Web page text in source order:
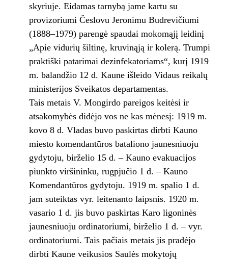
skyriuje. Eidamas tarnybą jame kartu su
provizoriumi Česlovu Jeronimu Budrevičiumi
(1888–1979) parengė spaudai mokomąjį leidinį
„Apie vidurių šiltinę, kruvinąją ir kolerą. Trumpi
praktiški patarimai dezinfekatoriams“, kurį 1919
m. balandžio 12 d. Kaune išleido Vidaus reikalų
ministerijos Sveikatos departamentas.
Tais metais V. Mongirdo pareigos keitėsi ir
atsakomybės didėjo vos ne kas mėnesį: 1919 m.
kovo 8 d. Vladas buvo paskirtas dirbti Kauno
miesto komendantūros bataliono jaunesniuoju
gydytoju, birželio 15 d. – Kauno evakuacijos
piunkto viršininku, rugpjūčio 1 d. – Kauno
Komendantūros gydytoju. 1919 m. spalio 1 d.
jam suteiktas vyr. leitenanto laipsnis. 1920 m.
vasario 1 d. jis buvo paskirtas Karo ligoninės
jaunesniuoju ordinatoriumi, birželio 1 d. – vyr.
ordinatoriumi. Tais pačiais metais jis pradėjo
dirbti Kaune veikusios Saulės mokytojų